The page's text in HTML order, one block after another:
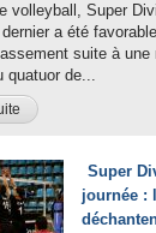
volleyball, Super
a été
suite à une
quatuor de...
Super
journée :